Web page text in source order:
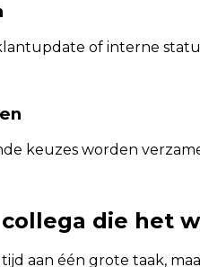
of interne
keuzes worden
die het
aan één grote taak,